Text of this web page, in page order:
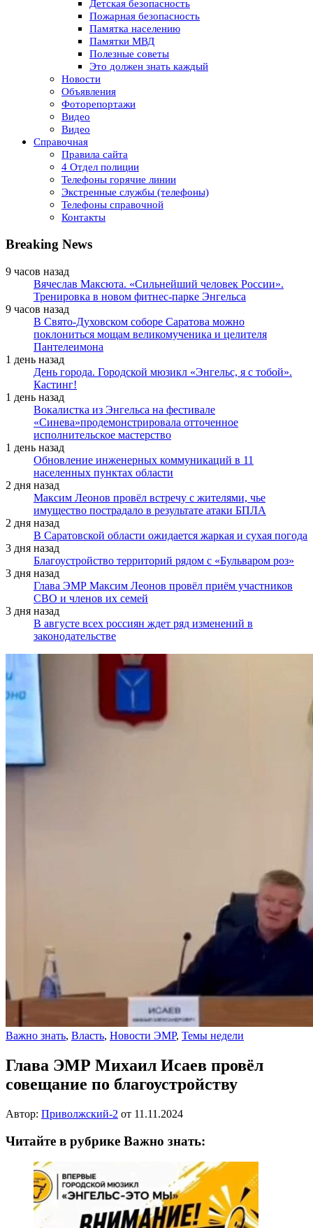
Детская безопасность
Пожарная безопасность
Памятка населению
Памятки МВД
Полезные советы
Это должен знать каждый
Новости
Объявления
Фоторепортажи
Видео
Видео
Справочная
Правила сайта
4 Отдел полиции
Телефоны горячие линии
Экстренные службы (телефоны)
Телефоны справочной
Контакты
Breaking News
9 часов назад
Вячеслав Максюта. «Сильнейший человек России».
Тренировка в новом фитнес-парке Энгельса
9 часов назад
В Свято-Духовском соборе Саратова можно
поклониться мощам великомученика и целителя
Пантелеимона
1 день назад
День города. Городской мюзикл «Энгельс, я с тобой».
Кастинг!
1 день назад
Вокалистка из Энгельса на фестивале
«Синева»продемонстрировала отточенное
исполнительское мастерство
1 день назад
Обновление инженерных коммуникаций в 11
населенных пунктах области
2 дня назад
Максим Леонов провёл встречу с жителями, чье
имущество пострадало в результате атаки БПЛА
2 дня назад
В Саратовской области ожидается жаркая и сухая погода
3 дня назад
Благоустройство территорий рядом с «Бульваром роз»
3 дня назад
Глава ЭМР Максим Леонов провёл приём участников
СВО и членов их семей
3 дня назад
В августе всех россиян ждет ряд изменений в
законодательстве
Важно знать, Власть, Новости ЭМР, Темы недели
Глава ЭМР Михаил Исаев провёл
совещание по благоустройству
Автор: Приволжский-2 от 11.11.2024
Читайте в рубрике Важно знать: